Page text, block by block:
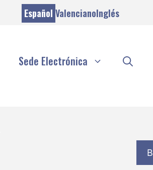
Español ValencianoInglés
Sede Electrónica